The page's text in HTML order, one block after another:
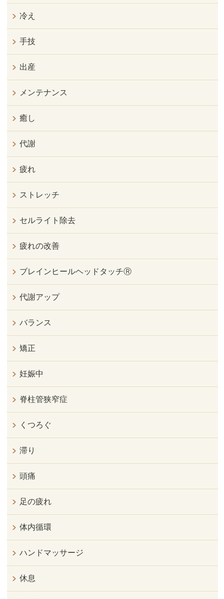
冷え
手技
出産
メンテナンス
癒し
代謝
疲れ
ストレッチ
セルライト除去
疲れの改善
ブレインヒールヘッドタッチⓇ
代謝アップ
バランス
矯正
妊娠中
脊柱管狭窄症
くつろぐ
滞り
頭痛
足の疲れ
体内循環
ハンドマッサージ
休息